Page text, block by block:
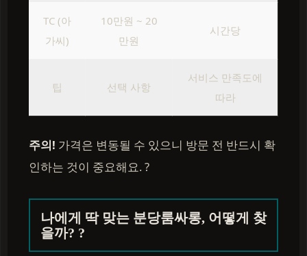
TC (아
가씨)
10만원 ~ 20
만원
시간당
팁 선택 사항
서비스 만족도에
따라
주의! 가격은 변동될 수 있으니 방문 전 반드시 확
인하는 것이 중요해요. ?
나에게 딱 맞는 분당룸싸롱, 어떻게 찾
을까? ?